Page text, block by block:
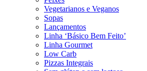
Vegetarianos e Veganos
Sopas
Lançamentos
Linha ‘Básico Bem Feito’
Linha Gourmet
Low Carb
Pizzas Integrais